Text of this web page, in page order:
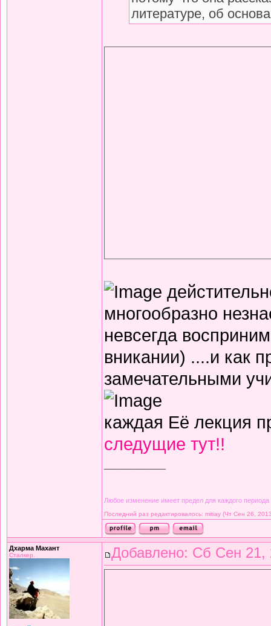
литературе, об
многообразно
невсегда
вникании) ....и как
замечательными
каждая Её лекция
следущие тут!!
Любое изменение имеет предел для каждого периода
Последний раз редактировалось: mitiay (Чт Сен 26,
Дхарма Махант
Сталкер. Добавлено: Сб Сен 21,